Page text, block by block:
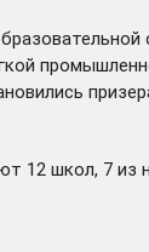
12 школ, 7 из